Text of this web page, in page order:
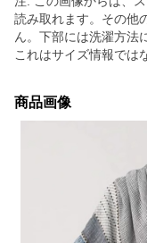
読み取れます。その他
ん。下部には洗濯方法
これはサイズ情報では
商品画像